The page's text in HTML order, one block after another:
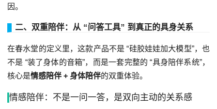
因。
二、双重陪伴：从 “问答工具” 到真正的具身关系
在春水堂的定义里，这款产品不是 “硅胶娃娃加大模型”，也
不是 “装了身体的音箱”，而是一套完整的 “具身陪伴系统”，
核心是情感陪伴 + 身体陪伴的双重体验。
情感陪伴：不是一问一答，是双向主动的关系感